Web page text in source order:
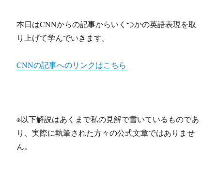
本日はCNNからの記事からいくつかの英語表現を取
り上げて学んでいきます。
CNNの記事へのリンクはこちら
※以下解説はあくまで私の見解で書いているものであ
り、実際に執筆された方々の公式文章ではありませ
ん。